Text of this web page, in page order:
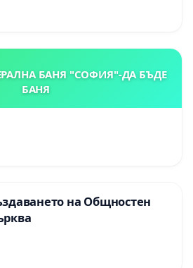
БАНЯ "СОФИЯ"-ДА БЪДЕ
БАНЯ
на Общностен